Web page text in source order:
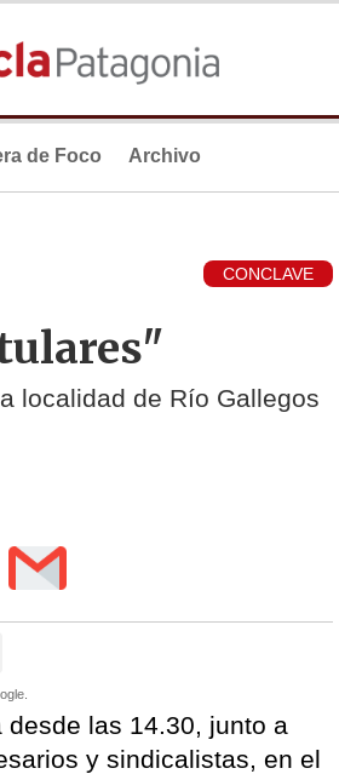
de Foco Archivo
CONCLAVE
localidad de Río Gallegos
las 14.30, junto a
y sindicalistas, en el